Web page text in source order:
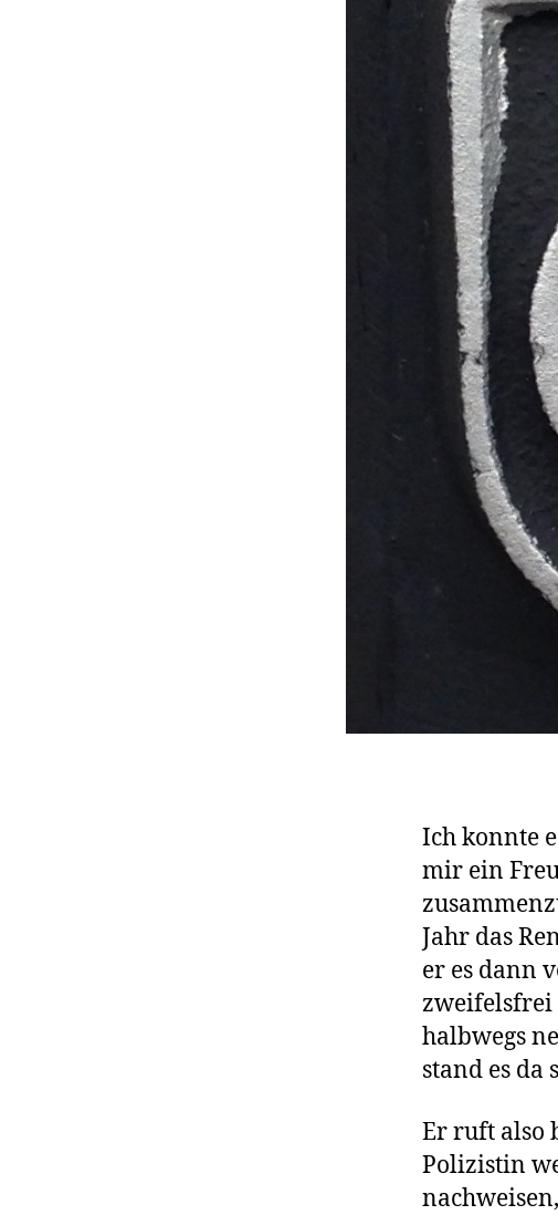
Ich konnte
mir ein
Jahr das
er es dann
zweifelsfrei
halbwegs
stand es da
Er ruft also
Polizistin